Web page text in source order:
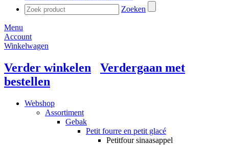
Zoeken
Menu
Account
Winkelwagen
Verder winkelen
Verdergaan met
bestellen
Webshop
Assortiment
Gebak
Petit fourre en petit glacé
Petitfour sinaasappel